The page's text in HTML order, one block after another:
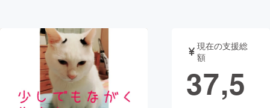
アート・写真
テクノロジー・ガジェット ゲーム・サ
現在の支援総
額
37,5